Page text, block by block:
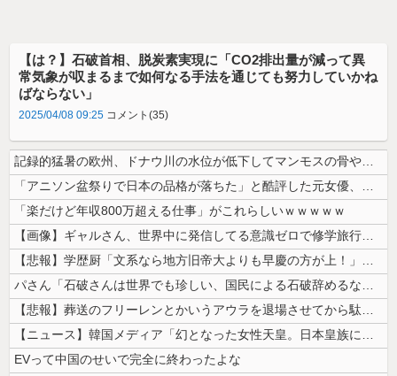
【は？】石破首相、脱炭素実現に「CO2排出量が減って異
常気象が収まるまで如何なる手法を通じても努力していかね
ばならない」
2025/04/08 09:25 コメント(35)
記録的猛暑の欧州、ドナウ川の水位が低下してマンモスの骨や沈没したドイツ...
「アニソン盆祭りで日本の品格が落ちた」と酷評した元女優、「あんたが品格...
「楽だけど年収800万超える仕事」がこれらしいｗｗｗｗｗ
【画像】ギャルさん、世界中に発信してる意識ゼロで修学旅行の宿をSNS公...
【悲報】学歴厨「文系なら地方旧帝大よりも早慶の方が上！」←これｗｗｗｗ
パさん「石破さんは世界でも珍しい、国民による石破辞めるなデモが自然発生...
【悲報】葬送のフリーレンとかいうアウラを退場させてから駄作になった作品...
【ニュース】韓国メディア「幻となった女性天皇。日本皇族に韓半島の男の血...
EVって中国のせいで完全に終わったよな